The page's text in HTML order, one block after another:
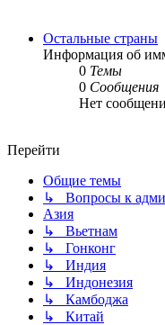
Остальные страны
Информация об
0 Темы
0 Сообщения
Нет
Перейти
Общие темы
↳ Вопросы к
Азия
↳ Вьетнам
↳ Гонконг
↳ Индия
↳ Индонезия
↳ Камбоджа
↳ Китай